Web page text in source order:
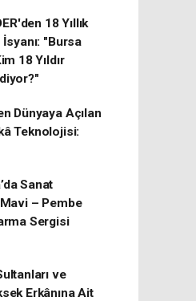
18 Yıllık
"Bursa
18 Yıldır
Dünyaya Açılan
Teknolojisi:
Sanat
– Pembe
Sergisi
ve
Erkânına Ait